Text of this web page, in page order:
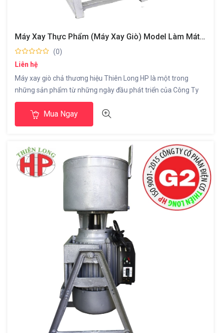
Máy Xay Thực Phẩm (máy Xay Giò) Model Làm Mát Đá
(0)
Liên hệ
Máy xay giò chả thương hiệu Thiên Long HP là một trong
những sản phẩm từ những ngày đầu phát triển của Công Ty
phục vụ nhu cầu của bà con sản xuất giò chả trên địa phương
trải qua hơn 20 năm phát triển sản phẩm ngày càng hoàn
thiện và được sử dụng […]
Mua Ngay